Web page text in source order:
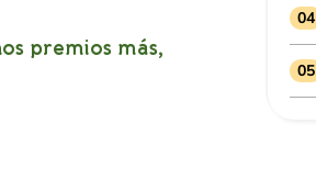
04
05
premios más,